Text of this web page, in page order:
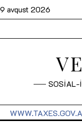
9 avqust 2026
SOSİAL-